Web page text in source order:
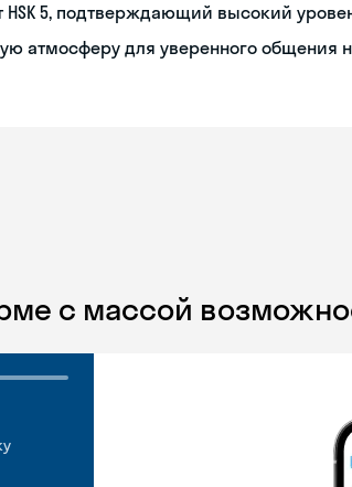
HSK 5, подтверждающий высокий
атмосферу для уверенного общения
с массой